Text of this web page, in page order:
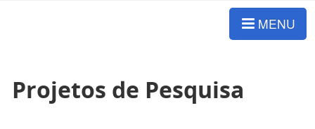
MENU
Projetos de Pesquisa